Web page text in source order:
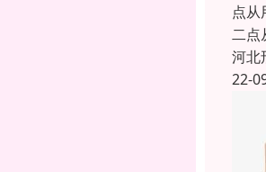
点
二点
河北
22-